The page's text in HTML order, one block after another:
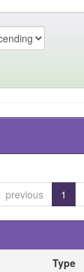
previous 1
Type